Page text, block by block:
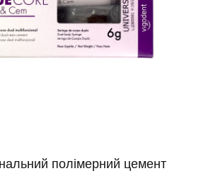
полімерний цемент